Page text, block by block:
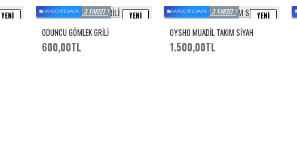
YENI PEŞIN FIYATINA 3 TAKSIT ! YENI
KARGO BEDAVA
ODUNCU GÖMLEK GRİLİ
600,00TL
PEŞIN FIYATINA 3 TAKSIT ! YENI
KARGO BEDAVA
OYSHO MUADİL TAKIM SİYAH
1.500,00TL